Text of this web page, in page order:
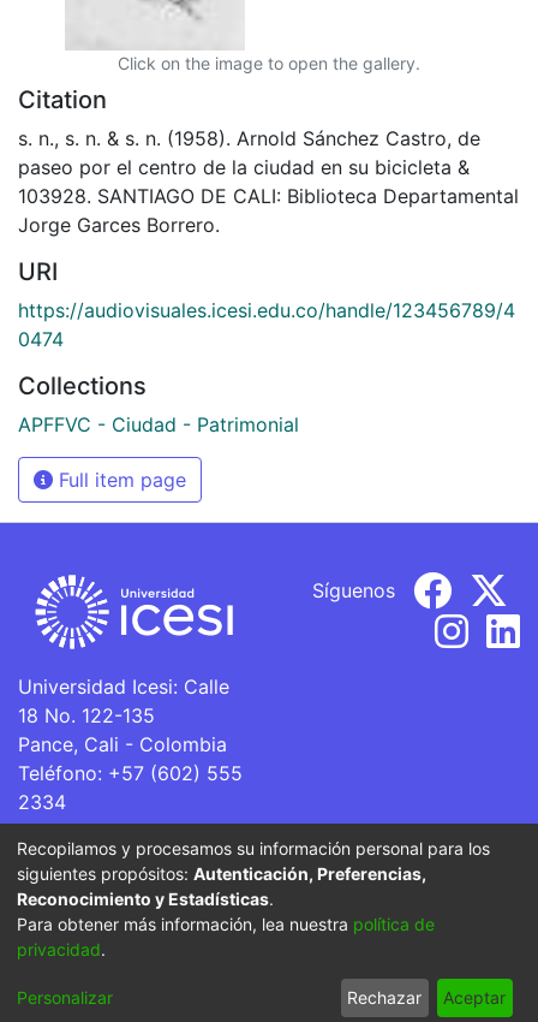
Click on the image to open the gallery.
Citation
s. n., s. n. & s. n. (1958). Arnold Sánchez Castro, de
paseo por el centro de la ciudad en su bicicleta &
103928. SANTIAGO DE CALI: Biblioteca Departamental
Jorge Garces Borrero.
URI
https://audiovisuales.icesi.edu.co/handle/123456789/4
0474
Collections
APFFVC - Ciudad - Patrimonial
Full item page
Universidad Icesi: Calle
18 No. 122-135
Pance, Cali - Colombia
Teléfono: +57 (602) 555
2334
ventanillaunica@icesi.edu.co
Síguenos
La Universidad Icesi es una Institución de Educación
Superior que se encuentra sujeta a inspección y vigilancia
por parte del Ministerio de Educación Nacional.
Cookie
End User
Agreement
Send
Feedback
Recopilamos y procesamos su información personal para los
siguientes propósitos: Autenticación, Preferencias,
Reconocimiento y Estadísticas.
Para obtener más información, lea nuestra política de
privacidad.
Personalizar Rechazar Aceptar